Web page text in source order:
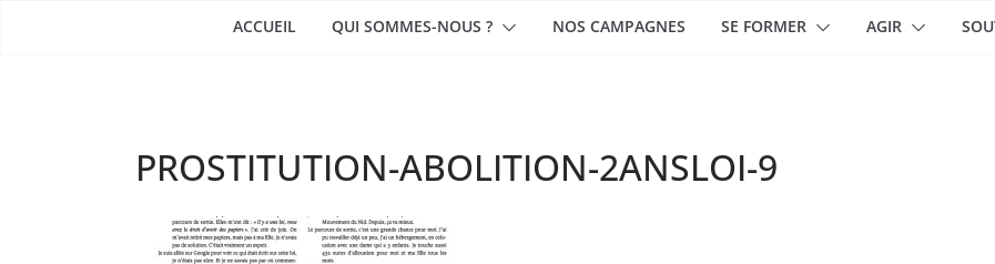
ACCUEIL QUI SOMMES-NOUS ? NOS CAMPAGNES SE FORMER AGIR
PROSTITUTION-ABOLITION-2ANSLOI-9